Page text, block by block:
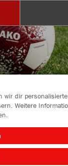
des 1. FC
wir dir personalisierte
Weitere